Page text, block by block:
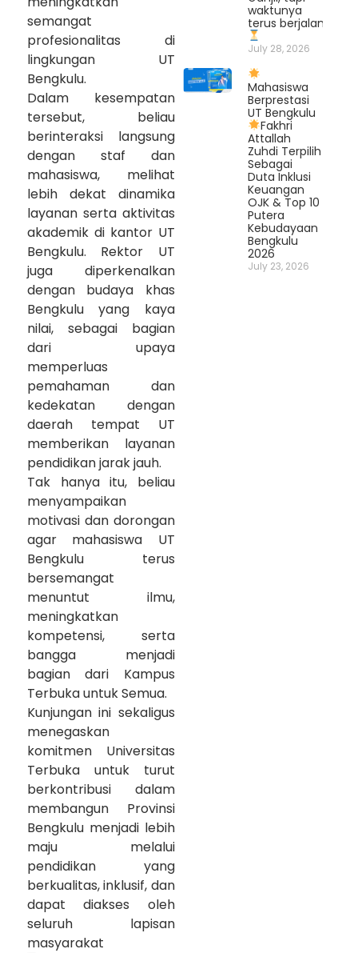
semangat
profesionalitas di
lingkungan UT
Bengkulu.
Dalam kesempatan
tersebut, beliau
berinteraksi langsung
dengan staf dan
mahasiswa, melihat
lebih dekat dinamika
layanan serta aktivitas
akademik di kantor UT
Bengkulu. Rektor UT
juga diperkenalkan
dengan budaya khas
Bengkulu yang kaya
nilai, sebagai bagian
dari upaya
memperluas
pemahaman dan
kedekatan dengan
daerah tempat UT
memberikan layanan
pendidikan jarak jauh.
Tak hanya itu, beliau
menyampaikan
motivasi dan dorongan
agar mahasiswa UT
Bengkulu terus
bersemangat
menuntut ilmu,
meningkatkan
kompetensi, serta
bangga menjadi
bagian dari Kampus
Terbuka untuk Semua.
Kunjungan ini sekaligus
menegaskan
komitmen Universitas
Terbuka untuk turut
berkontribusi dalam
membangun Provinsi
Bengkulu menjadi lebih
maju melalui
pendidikan yang
berkualitas, inklusif, dan
dapat diakses oleh
seluruh lapisan
masyarakat
waktunya
terus berjalan.
July 28, 2026
Mahasiswa
Berprestasi
UT Bengkulu
Fakhri
Attallah
Zuhdi Terpilih
Sebagai
Duta Inklusi
Keuangan
OJK & Top 10
Putera
Kebudayaan
Bengkulu
2026
July 23, 2026